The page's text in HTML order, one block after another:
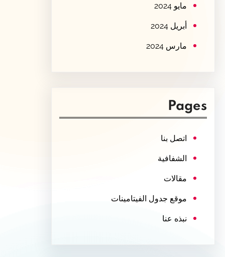
مايو 2024
أبريل 2024
مارس 2024
Pages
اتصل بنا
الشفافية
مقالات
موقع جدول الفيتامينات
نبذه عنا